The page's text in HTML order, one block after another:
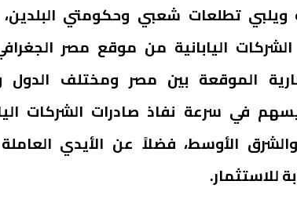
ويلبي تطلعات شعبي وحكومتي البلدين،
اليابانية من موقع مصر
الموقعة بين مصر ومختلف الدول
في سرعة نفاذ صادرات الشركات
الأوسط، فضلاً عن الأيدي العاملة
للاستثمار.
«وزارة الآثار»: العُثور على 10 توابيت
خشبية بفناء مقبرة "باكي"